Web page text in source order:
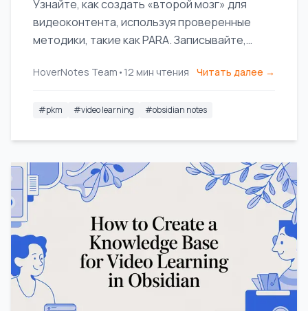
Узнайте, как создать «второй мозг» для
видеоконтента, используя проверенные
методики, такие как PARA. Записывайте,
Udemy и Coursera.
HoverNotes Team • 12 мин чтения Читать далее →
#pkm #video learning #obsidian notes